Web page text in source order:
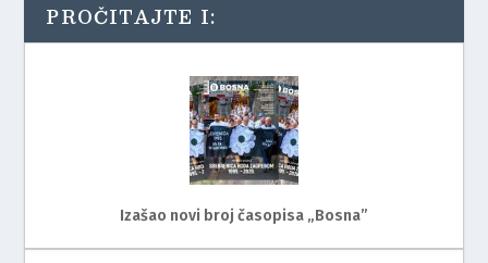
PROČITAJTE I:
Izašao novi broj časopisa „Bosna”